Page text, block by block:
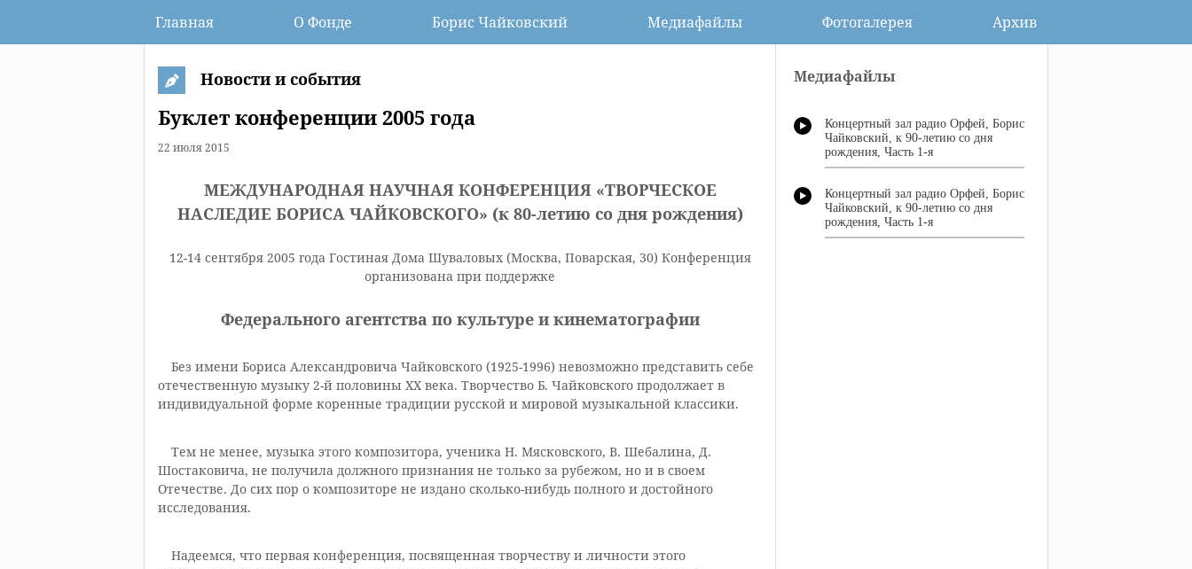
Главная О Фонде Борис Чайковский Медиафайлы Фотогалерея Архив
Новости и события
Буклет конференции 2005 года
22 июля 2015
МЕЖДУНАРОДНАЯ НАУЧНАЯ КОНФЕРЕНЦИЯ «ТВОРЧЕСКОЕ
НАСЛЕДИЕ БОРИСА ЧАЙКОВСКОГО» (к 80-летию со дня рождения)
12-14 сентября 2005 года Гостиная Дома Шуваловых (Москва, Поварская, 30) Конференция
организована при поддержке
Федерального агентства по культуре и кинематографии
Без имени Бориса Александровича Чайковского (1925-1996) невозможно представить себе
отечественную музыку 2-й половины XX века. Творчество Б. Чайковского продолжает в
индивидуальной форме коренные традиции русской и мировой музыкальной классики.
Тем не менее, музыка этого композитора, ученика Н. Мясковского, В. Шебалина, Д.
Шостаковича, не получила должного признания не только за рубежом, но и в своем
Отечестве. До сих пор о композиторе не издано сколько-нибудь полного и достойного
исследования.
Надеемся, что первая конференция, посвященная творчеству и личности этого
Медиафайлы
Концертный зал радио Орфей, Борис
Чайковский, к 90-летию со дня
рождения, Часть 1-я
Концертный зал радио Орфей, Борис
Чайковский, к 90-летию со дня
рождения, Часть 1-я